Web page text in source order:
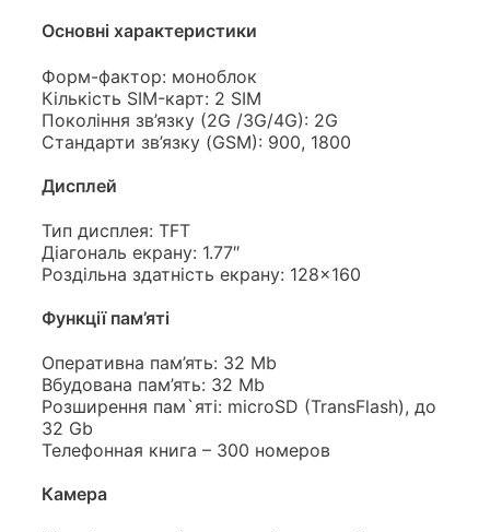
Основні характеристики
Форм-фактор: моноблок
Кількість SIM-карт: 2 SIM
Покоління зв’язку (2G /3G/4G): 2G
Стандарти зв’язку (GSM): 900, 1800
Дисплей
Тип дисплея: TFT
Діагональ екрану: 1.77″
Роздільна здатність екрану: 128×160
Функції пам’яті
Оперативна пам’ять: 32 Mb
Вбудована пам’ять: 32 Mb
Розширення пам`яті: microSD (TransFlash), до
32 Gb
Телефонная книга – 300 номеров
Камера